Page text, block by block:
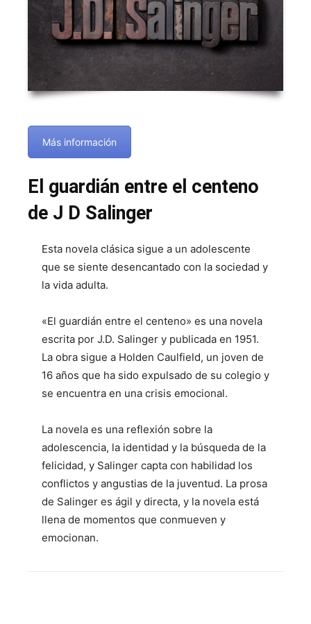
Más información
El guardián entre el centeno
de J D Salinger
Esta novela clásica sigue a un adolescente
que se siente desencantado con la sociedad y
la vida adulta.
«El guardián entre el centeno» es una novela
escrita por J.D. Salinger y publicada en 1951.
La obra sigue a Holden Caulfield, un joven de
16 años que ha sido expulsado de su colegio y
se encuentra en una crisis emocional.
La novela es una reflexión sobre la
adolescencia, la identidad y la búsqueda de la
felicidad, y Salinger capta con habilidad los
conflictos y angustias de la juventud. La prosa
de Salinger es ágil y directa, y la novela está
llena de momentos que conmueven y
emocionan.